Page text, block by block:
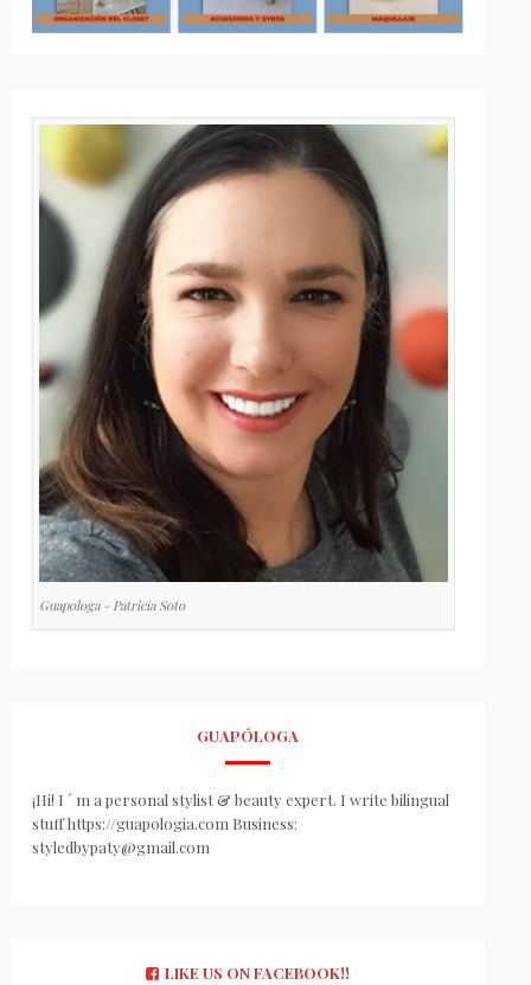
Guapologa - Patricia Soto
GUAPÓLOGA
¡Hi! I ´ m a personal stylist & beauty expert. I write bilingual
stuff https://guapologia.com Business:
styledbypaty@gmail.com
LIKE US ON FACEBOOK!!